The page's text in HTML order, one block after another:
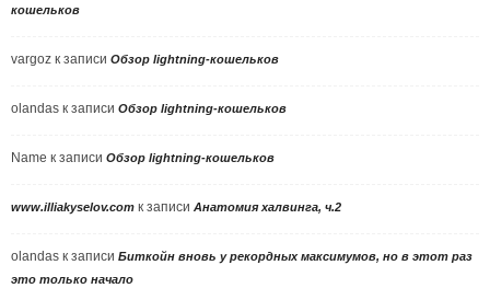
кошельков
vargoz к записи Обзор lightning-кошельков
olandas к записи Обзор lightning-кошельков
Name к записи Обзор lightning-кошельков
www.illiakyselov.com к записи Анатомия халвинга, ч.2
olandas к записи Биткойн вновь у рекордных максимумов, но в этот раз
это только начало